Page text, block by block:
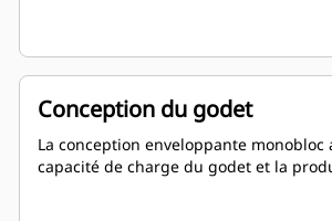
Conception du godet
La conception enveloppante monobloc
capacité de charge du godet et la